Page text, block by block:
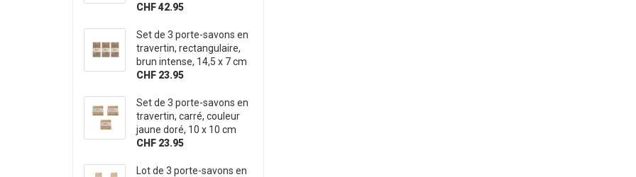
CHF 42.95
Set de 3 porte-savons en
travertin, rectangulaire,
brun intense, 14,5 x 7 cm
CHF 23.95
Set de 3 porte-savons en
travertin, carré, couleur
jaune doré, 10 x 10 cm
CHF 23.95
Lot de 3 porte-savons en